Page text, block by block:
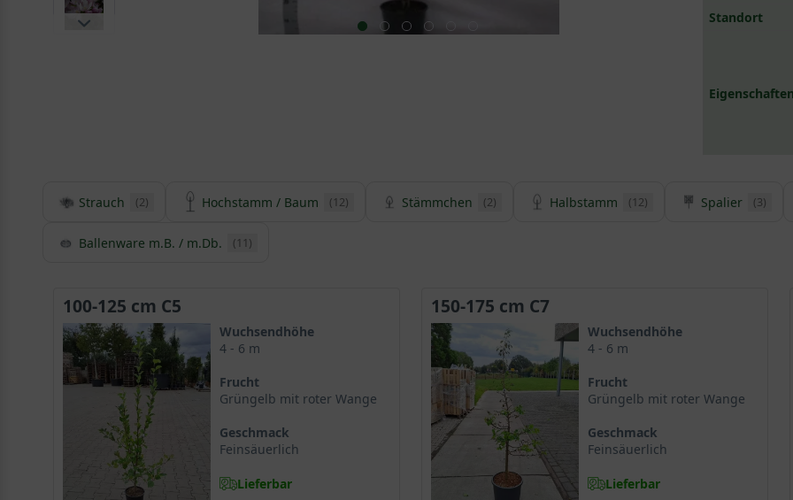
Standort
Strauch (2) Hochstamm / Baum (12) Stämmchen (2) Halbstamm (12) Spalier (3)
Ballenware m.B. / m.Db. (11)
100-125 cm C5
Wuchsendhöhe
4 - 6 m
Frucht
Grüngelb mit roter Wange
Geschmack
Feinsäuerlich
Lieferbar
150-175 cm C7
Wuchsendhöhe
4 - 6 m
Frucht
Grüngelb mit roter Wange
Geschmack
Feinsäuerlich
Lieferbar